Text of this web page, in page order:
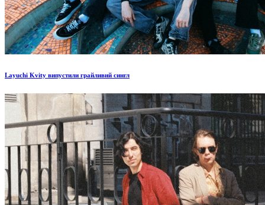
Layuchi Kvity випустили грайливий сингл